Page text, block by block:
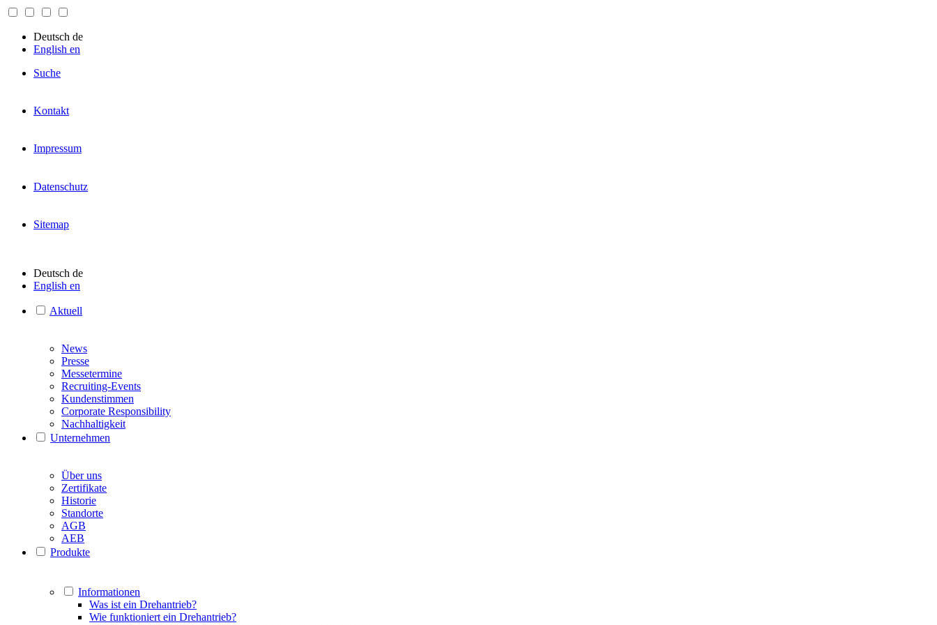
Deutsch de
English en
Suche
Kontakt
Impressum
Datenschutz
Sitemap
Deutsch de
English en
Aktuell
News
Presse
Messetermine
Recruiting-Events
Kundenstimmen
Corporate Responsibility
Nachhaltigkeit
Unternehmen
Über uns
Zertifikate
Historie
Standorte
AGB
AEB
Produkte
Informationen
Was ist ein Drehantrieb?
Wie funktioniert ein Drehantrieb?